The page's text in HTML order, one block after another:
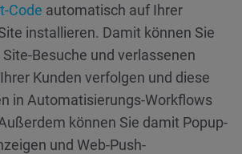
Code automatisch auf Ihrer
installieren. Damit können Sie
Site-Besuche und verlassenen
Kunden verfolgen und diese
in Automatisierungs-Workflows
können Sie damit Popup-
und Web-Push-